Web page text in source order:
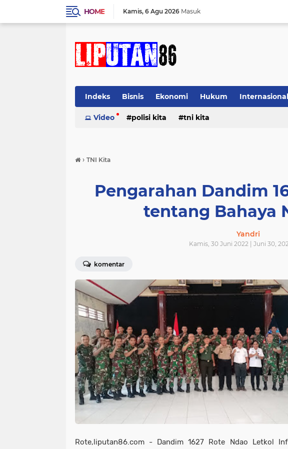
HOME Kamis 6 Agu 2026 Masuk
Indeks Bisnis Ekonomi Hukum Internasional
Video polisi kita tni kita
› TNI Kita
Pengarahan Dandim
tentang Bahaya
Yandri
Kamis, 30 Juni 2022 | Juni 30,
komentar
Rote,liputan86.com - Dandim 1627 Rote Ndao Letkol